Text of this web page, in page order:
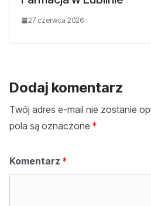
27 czerwca 2026
Dodaj komentarz
Twój adres e-mail nie zostanie
pola są oznaczone *
Komentarz *